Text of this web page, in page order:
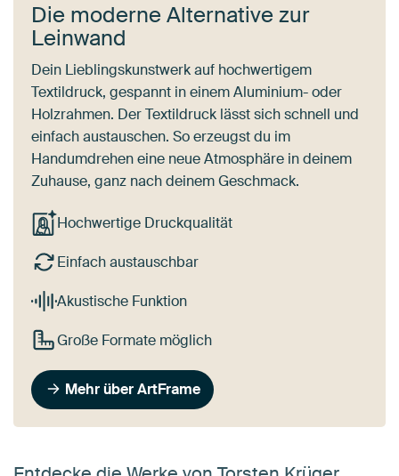
Die moderne Alternative zur
Leinwand
Dein Lieblingskunstwerk auf hochwertigem
Textildruck, gespannt in einem Aluminium- oder
Holzrahmen. Der Textildruck lässt sich schnell und
einfach austauschen. So erzeugst du im
Handumdrehen eine neue Atmosphäre in deinem
Zuhause, ganz nach deinem Geschmack.
Hochwertige Druckqualität
Einfach austauschbar
Akustische Funktion
Große Formate möglich
Mehr über ArtFrame